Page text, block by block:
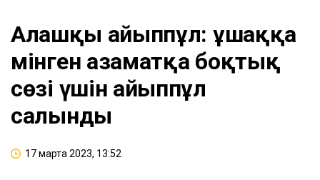
Алғашқы айыппұл: ұшаққа
мінген азаматқа боқтық
сөзі үшін айыппұл
салынды
17 марта 2023, 13:52